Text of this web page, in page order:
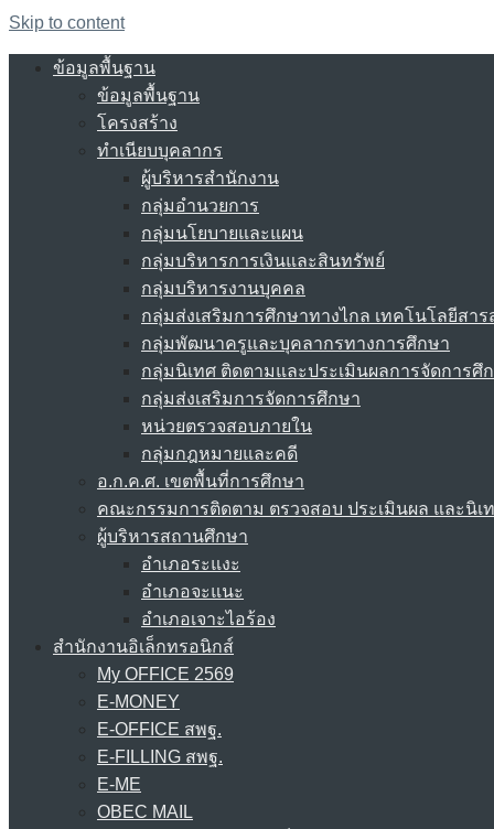
Skip to content
ข้อมูลพื้นฐาน
ข้อมูลพื้นฐาน
โครงสร้าง
ทำเนียบบุคลากร
ผู้บริหารสำนักงาน
กลุ่มอำนวยการ
กลุ่มนโยบายและแผน
กลุ่มบริหารการเงินและสินทรัพย์
กลุ่มบริหารงานบุคคล
กลุ่มส่งเสริมการศึกษาทางไกล เทคโนโลยีสา
กลุ่มพัฒนาครูและบุคลากรทางการศึกษา
กลุ่มนิเทศ ติดตามและประเมินผลการจัดการศึ
กลุ่มส่งเสริมการจัดการศึกษา
หน่วยตรวจสอบภายใน
กลุ่มกฎหมายและคดี
อ.ก.ค.ศ. เขตพื้นที่การศึกษา
คณะกรรมการติดตาม ตรวจสอบ ประเมินผล และนิเ
ผู้บริหารสถานศึกษา
อำเภอระแงะ
อำเภอจะแนะ
อำเภอเจาะไอร้อง
สำนักงานอิเล็กทรอนิกส์
My OFFICE 2569
E-MONEY
E-OFFICE สพฐ.
E-FILLING สพฐ.
E-ME
OBEC MAIL